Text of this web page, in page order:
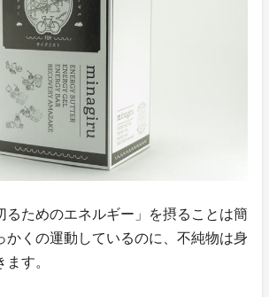
るためのエネルギー」を摂ることは簡
かくの運動しているのに、不純物は身
す。